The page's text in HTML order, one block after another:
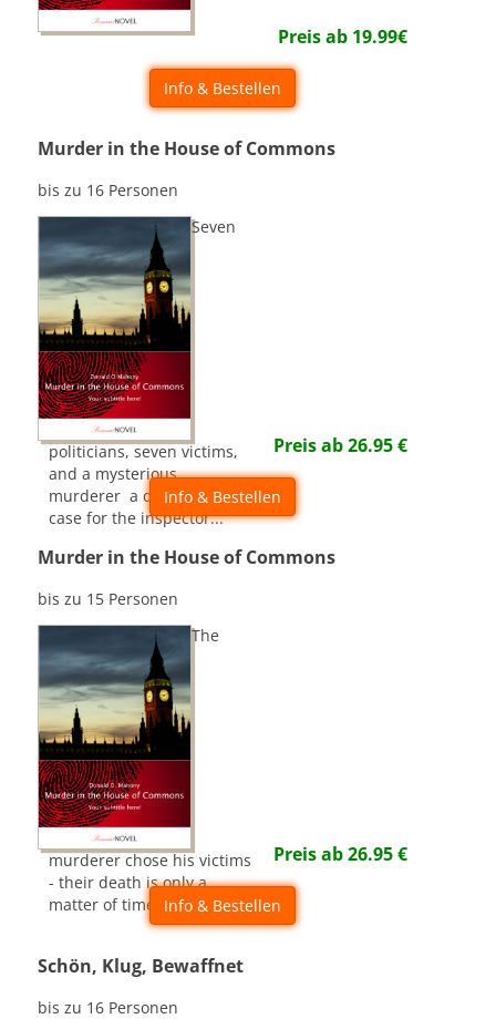
Preis ab 19.99€
Info & Bestellen
Murder in the House of Commons
bis zu 16 Personen
Seven
politicians, seven victims,
and a mysterious
murderer  a dangerous
case for the inspector...
Preis ab26.95€
Info & Bestellen
Murder in the House of Commons
bis zu 15 Personen
The
murderer chose his victims
- their death is only a
matter of time.
Preis ab26.95€
Info & Bestellen
Schön, Klug, Bewaffnet
bis zu 16 Personen